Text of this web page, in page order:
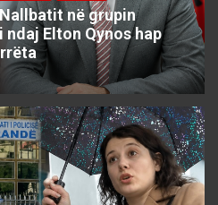
në grupin
Elton Qynos hap